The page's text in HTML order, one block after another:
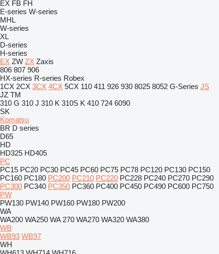
EX FB FH
E-series W-series
MHL
W-series
XL
D-series
H-series
EX ZW ZX Zaxis
806 807 906
HX-series R-series Robex
1CX 2CX 3CX 4CX 5CX 110 411 926 930 8025 8052 G-Series JS
JZ TM
310 G 310 J 310 K 310S K 410 724 6090
SK
Komatsu
BR D series
D65
HD
HD325 HD405
PC
PC15 PC20 PC30 PC45 PC60 PC75 PC78 PC120 PC130 PC150
PC160 PC180 PC200 PC210 PC220 PC228 PC240 PC270 PC290
PC300 PC340 PC350 PC360 PC400 PC450 PC490 PC600 PC750
PW
PW130 PW140 PW160 PW180 PW200
WA
WA200 WA250 WA 270 WA270 WA320 WA380
WB
WB93 WB97
WH